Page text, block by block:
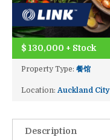
$ 130,000 + Stock
Property Type: 餐馆
Location:Auckland City
Description